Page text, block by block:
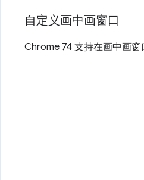
自定义画中画窗口
Chrome 74 支持在画中画